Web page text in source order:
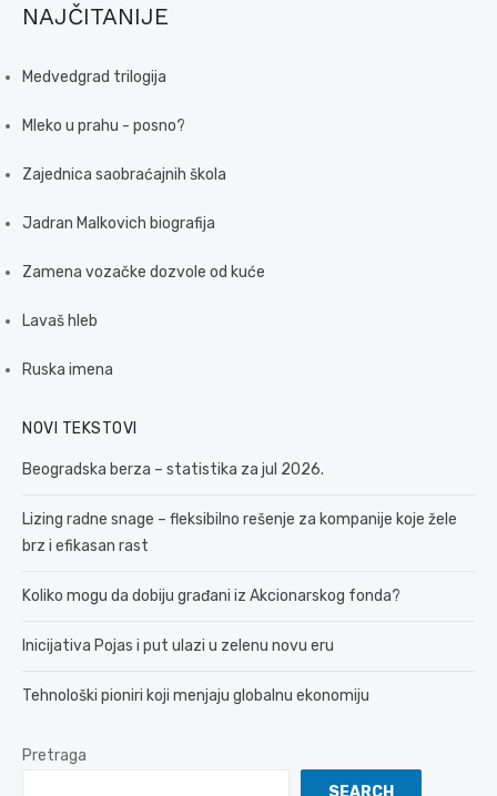
NAJČITANIJE
Medvedgrad trilogija
Mleko u prahu - posno?
Zajednica saobraćajnih škola
Jadran Malkovich biografija
Zamena vozačke dozvole od kuće
Lavaš hleb
Ruska imena
NOVI TEKSTOVI
Beogradska berza – statistika za jul 2026.
Lizing radne snage – fleksibilno rešenje za kompanije koje žele
brz i efikasan rast
Koliko mogu da dobiju građani iz Akcionarskog fonda?
Inicijativa Pojas i put ulazi u zelenu novu eru
Tehnološki pioniri koji menjaju globalnu ekonomiju
Pretraga
SEARCH